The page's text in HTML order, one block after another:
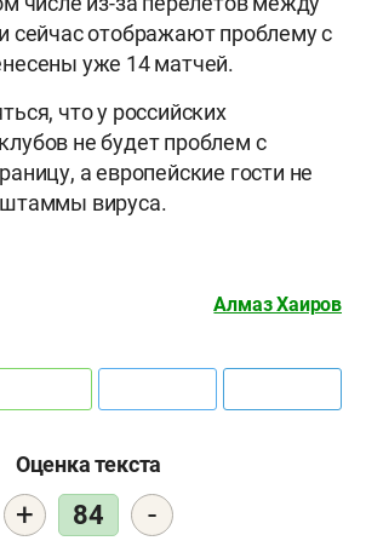
сейчас отображают проблему с
уже 14 матчей.
что у российских
не будет проблем с
а европейские гости не
вируса.
Алмаз Хаиров
Оценка текста
+ 84 -